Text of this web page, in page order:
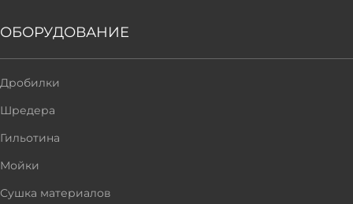
ОБОРУДОВАНИЕ
Дробилки
Шредера
Гильотина
Мойки
Сушка материалов